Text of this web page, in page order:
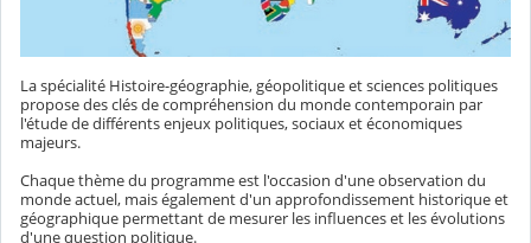
La spécialité Histoire-géographie, géopolitique et sciences politiques
propose des clés de compréhension du monde contemporain par
l'étude de différents enjeux politiques, sociaux et économiques
majeurs.
Chaque thème du programme est l'occasion d'une observation du
monde actuel, mais également d'un approfondissement historique et
géographique permettant de mesurer les influences et les évolutions
d'une question politique.